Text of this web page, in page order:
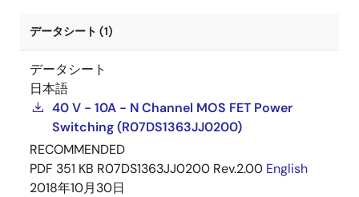
データシート (1)
データシート
日本語
40 V - 10A - N Channel MOS FET Power
Switching (R07DS1363JJ0200)
RECOMMENDED
PDF 351 KB R07DS1363JJ0200 Rev.2.00 English
2018年10月30日